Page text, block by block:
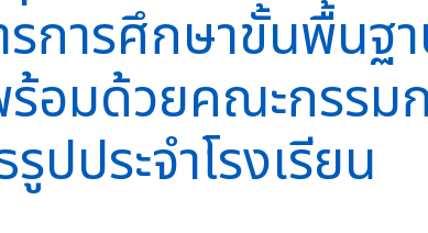
การศึกษาขั้นพื้นฐ
อมด้วยคณะกรรม
ปประจำโรงเรียน